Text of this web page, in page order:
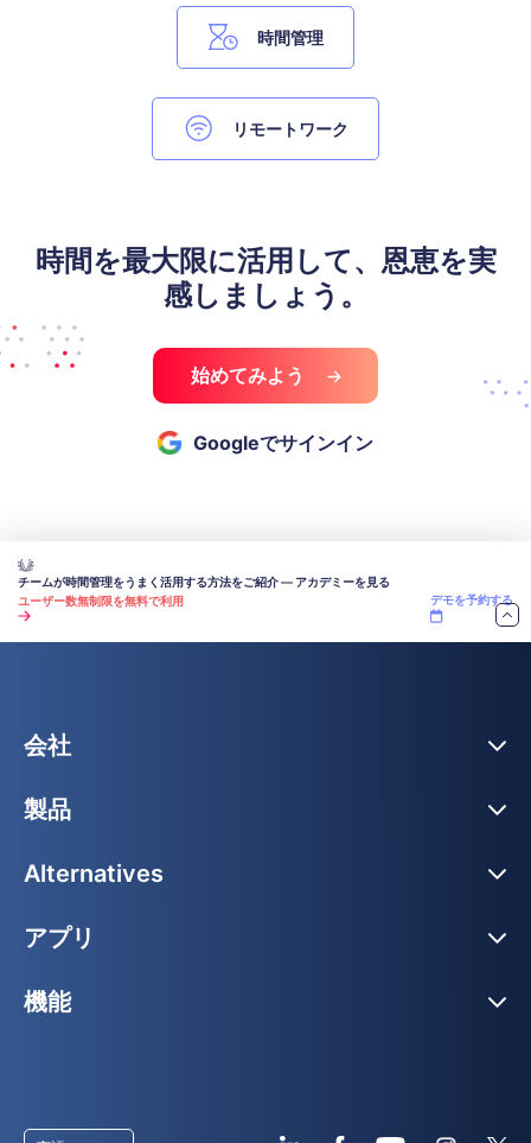
時間管理
リモートワーク
時間を最大限に活用して、恩恵を実
感しましょう。
始めてみよう
Googleでサインイン
チームが時間管理をうまく活用する方法をご紹介 — アカデミーを見る
ユーザー数無制限を無料で利用
デモを予約する
会社
製品
Alternatives
アプリ
機能